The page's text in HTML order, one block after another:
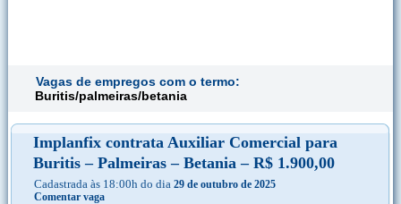
Vagas de empregos com o termo:
Buritis/palmeiras/betania
Implanfix contrata Auxiliar Comercial para
Buritis – Palmeiras – Betania – R$ 1.900,00
Cadastrada às 18:00h do dia 29 de outubro de 2025
Comentar vaga